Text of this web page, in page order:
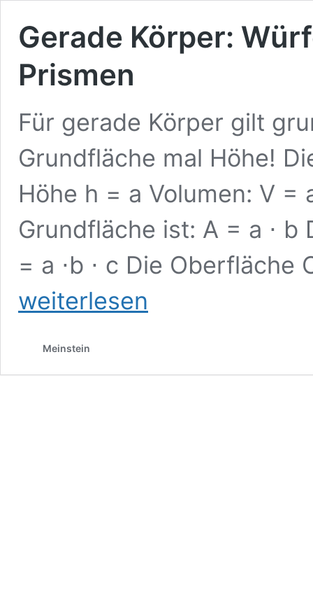
Gerade Körper:
Prismen
Für gerade Körper gilt
Grundfläche mal Höhe!
Höhe h = a Volumen: V =
Grundfläche ist: A = a ⋅ b
= a ⋅b ⋅ c Die Oberfläche
weiterlesen
Meinstein